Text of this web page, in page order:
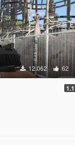
12.062 62
1.1